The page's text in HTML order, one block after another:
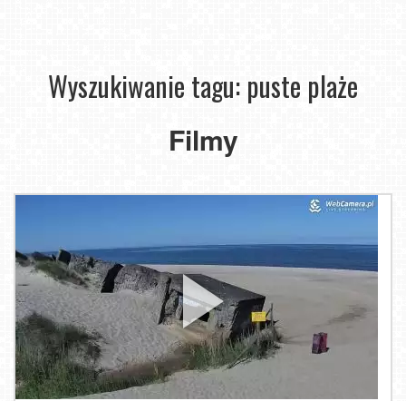
Wyszukiwanie tagu: puste plaże
Filmy